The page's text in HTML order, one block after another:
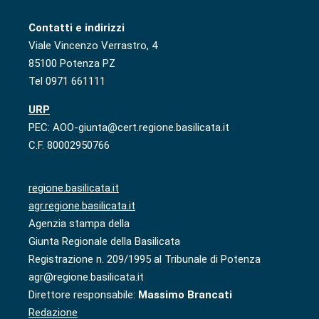
Contatti e indirizzi
Viale Vincenzo Verrastro, 4
85100 Potenza PZ
Tel 0971 661111
URP
PEC: AOO-giunta@cert.regione.basilicata.it
C.F. 80002950766
regione.basilicata.it
agr.regione.basilicata.it
Agenzia stampa della
Giunta Regionale della Basilicata
Registrazione n. 209/1995 al Tribunale di Potenza
agr@regione.basilicata.it
Direttore responsabile: Massimo Brancati
Redazione